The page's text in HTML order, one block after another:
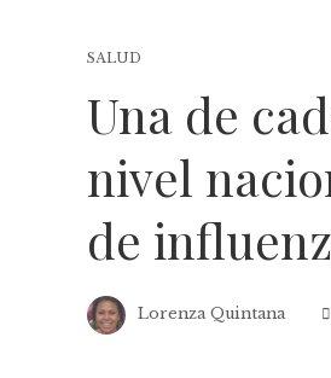
SALUD
Una de
nivel
de
Lorenza Quintana